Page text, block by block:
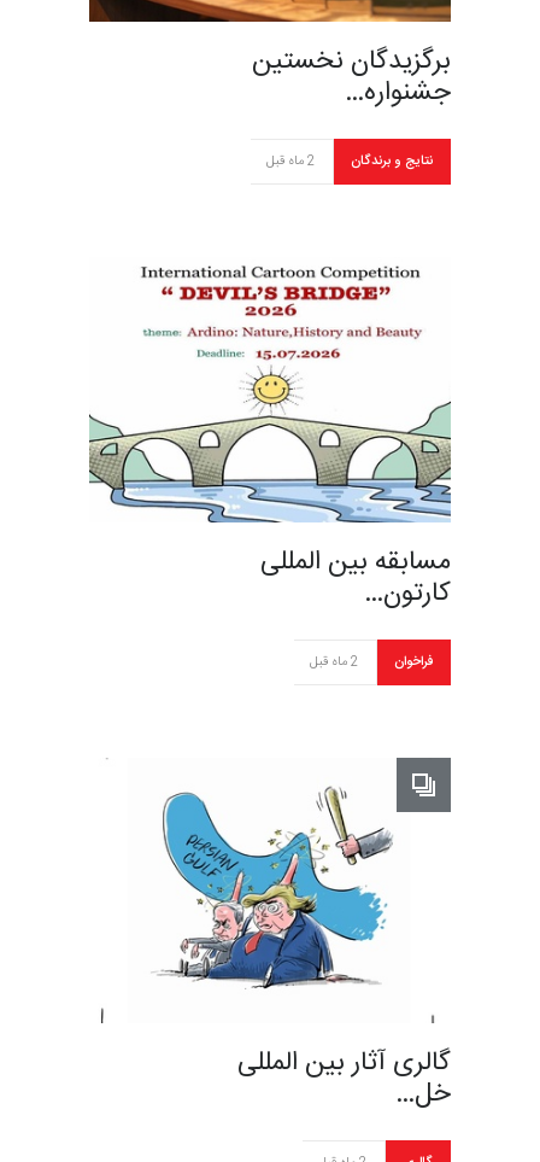
برگزیدگان نخستین
جشنواره…
نتایج و برندگان 2 ماه قبل
مسابقه بین المللی
کارتون…
فراخوان 2 ماه قبل
گالری آثار بین المللی
خل…